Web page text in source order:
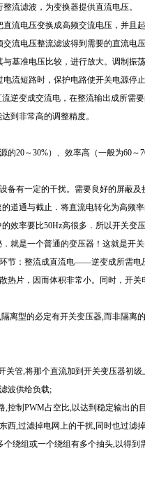
流滤波，为变换器提供直流电压。
流电压变换成高频交流电压，并且
流电压整流滤波得到需要的直流电
基准电压比较，进行放大。调制振
流短路时，保护电路使开关电源停
逆变成交流电，在整流输出成所需
到非常高的调整精度。
20～30%）、效率高（一般为60
备有一定的干扰。需要良好的屏蔽及
道通与截止．将直流电转化为高频
效率要比50Hz高很多．所以开关
就是一个普通的变压器！这就是开关
节：整流成直流电——逆变成所需
热片，因而体积非常小。同时，开
离型的必定有开关变压器,而非隔离的
关管,将那个直流加到开关变压器初级
波供给负载;
,控制PWM占空比,以达到稳定输出的
西,过滤掉电网上的干扰,同时也过
绕组或一个绕组有多个抽头,以得